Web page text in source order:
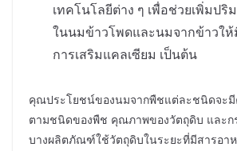
เทคโนโลยีต่าง ๆ เพื่อช่วยเพิ่มป
ในนมข้าวโพดและนมจากข้าวใ
การเสริมแคลเซียม เป็นต้น
คุณประโยชน์ของนมจากพืชแต่ละชนิดจะ
ตามชนิดของพืช คุณภาพของวัตถุดิบ และก
บางผลิตภัณฑ์ใช้วัตถุดิบในระยะที่มีสารอา